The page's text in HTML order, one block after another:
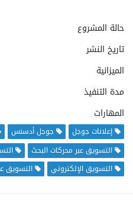
حالة المشروع
تاريخ النشر
الميزانية
مدة التنفيذ
المهارات
إعلانات جوجل جوجل أدسنس
التسويق عبر محركات البحث
التسويق الإلكتروني
التسويق